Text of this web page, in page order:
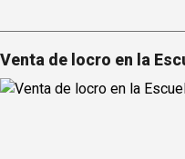
Venta de locro en la